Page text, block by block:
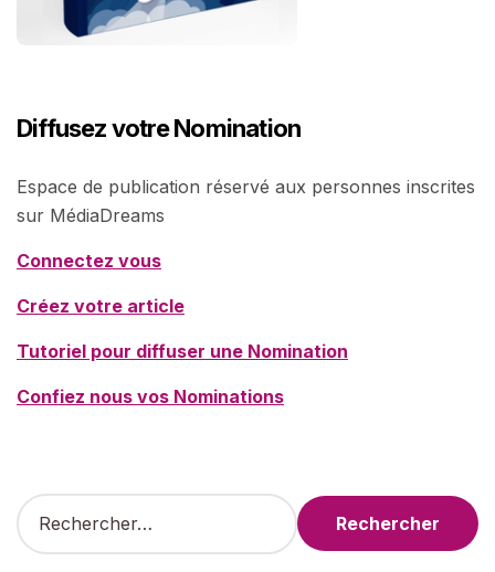
Diffusez votre Nomination
Espace de publication réservé aux personnes inscrites
sur MédiaDreams
Connectez vous
Créez votre article
Tutoriel pour diffuser une Nomination
Confiez nous vos Nominations
R
e